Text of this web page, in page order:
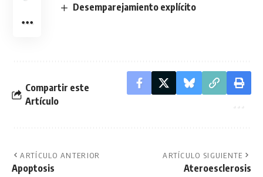
Desemparejamiento explícito
Compartir este
Artículo
ARTÍCULO ANTERIOR
Apoptosis
ARTÍCULO SIGUIENTE
Ateroesclerosis